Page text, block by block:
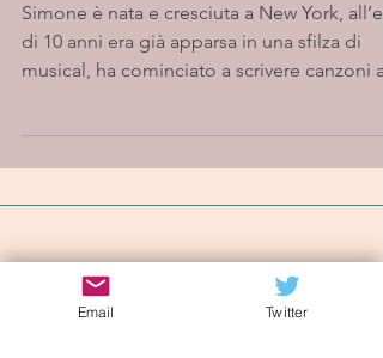
Simone è nata e cresciuta a New York,
di 10 anni era già apparsa in una sfilza di
musical, ha cominciato a scrivere canzoni
Iscriviti alla mailing list
Email Twitter